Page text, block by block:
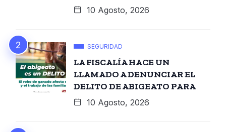
10 Agosto, 2026
SEGURIDAD
LA FISCALÍA HACE UN
LLAMADO A DENUNCIAR EL
DELITO DE ABIGEATO PARA
10 Agosto, 2026